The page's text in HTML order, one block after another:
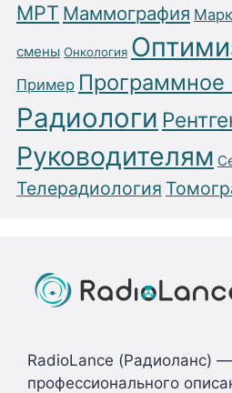
МРТ Маммография
смены Онкология
Пример Программное
Радиологи
Руководителям
Телерадиология
RadioLance (Радиоланс)
профессионального